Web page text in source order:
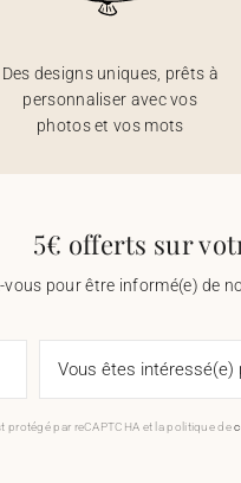
Des designs uniques, prêts à
personnaliser avec vos
photos et vos mots
5€ offerts sur
vous pour être informé(e) de
protégé par reCAPTCHA et la politique de